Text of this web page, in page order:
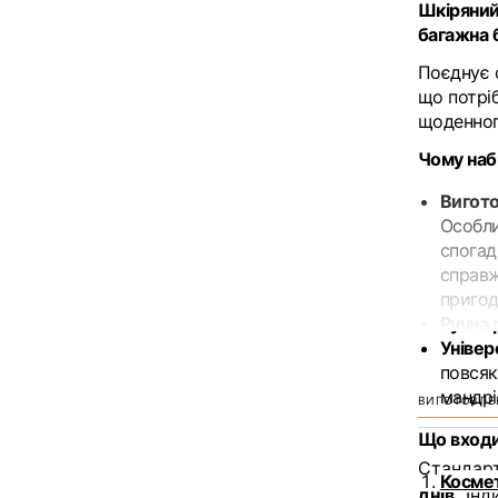
багажна
Поєднує
що
Чому
Що